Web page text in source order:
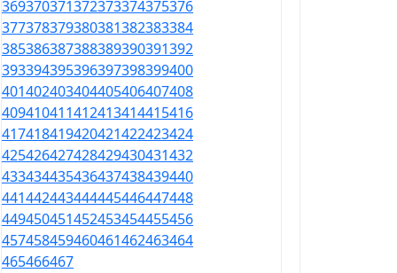
369370371372373374375376
377378379380381382383384
385386387388389390391392
393394395396397398399400
401402403404405406407408
409410411412413414415416
417418419420421422423424
425426427428429430431432
433434435436437438439440
441442443444445446447448
449450451452453454455456
457458459460461462463464
465466467